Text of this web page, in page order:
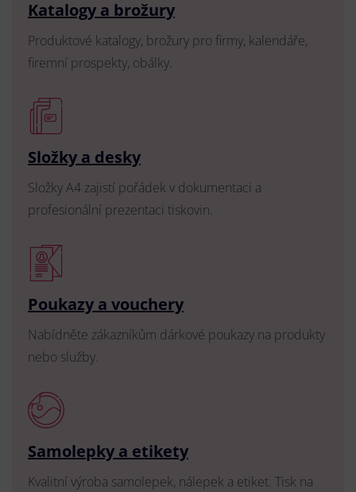
Katalogy a brožury
Produktové katalogy, brožury pro firmy, kalendáře,
firemní prospekty, obálky.
Složky a desky
Složky A4 zajistí pořádek v dokumentaci a
profesionální prezentaci tiskovin.
Poukazy a vouchery
Nabídněte zákazníkům dárkové poukazy na produkty
nebo služby.
Samolepky a etikety
Kvalitní výroba samolepek, nálepek a etiket. Tisk na